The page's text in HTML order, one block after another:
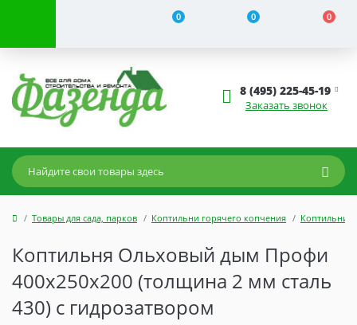
0 0 0
8 (495) 225-45-19
Заказать звонок
Товары для сада, парков Коптильни горячего копчения Коптильни
Коптильня Ольховый дым Профи
400х250х200 (толщина 2 мм сталь
430) с гидрозатвором